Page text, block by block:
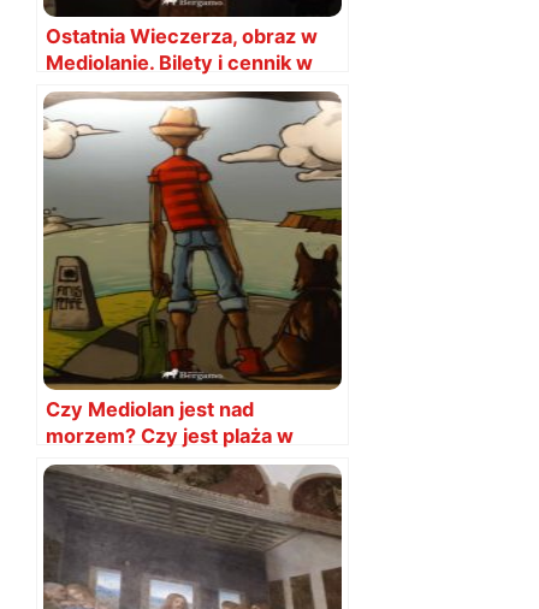
Ostatnia Wieczerza, obraz w
Mediolanie. Bilety i cennik w
2026
Czy Mediolan jest nad
morzem? Czy jest plaża w
Mediolanie?